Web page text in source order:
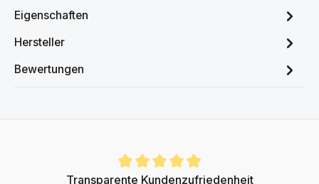
Eigenschaften
Hersteller
Bewertungen
Durchschnittliche Bewertung von 4.9 von 5 Sternen
Transparente Kundenzufriedenheit